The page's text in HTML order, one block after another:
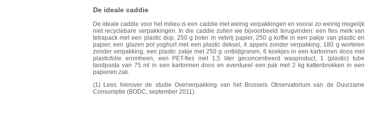
De ideale caddie
De ideale caddie voor het milieu is een caddie met weinig verpakkingen en vooral zo weinig mogelijk
niet recyclebare verpakkingen. In die caddie zullen we bijvoorbeeld terugvinden: een fles melk van
tetrapack met een plastic dop, 250 g boter in vetvrij papier, 250 g koffie in een pakje van plastic en
papier, een glazen pot yoghurt met een plastic deksel, 4 appels zonder verpakking, 180 g wortelen
zonder verpakking, een plastic zakje met 250 g ontbijtgranen, 6 koekjes in een kartonnen doos met
plasticfolie eromheen, een PET-fles met 1,5 liter geconcentreerd wasproduct, 1 (plastic) tube
tandpasta van 75 ml in een kartonnen doos en eventueel een pak met 2 kg kattenbrokken in een
papieren zak.
(1) Lees hierover de studie Oververpakking van het Brussels Observatorium van de Duurzame
Consumptie (BODC, september 2011).